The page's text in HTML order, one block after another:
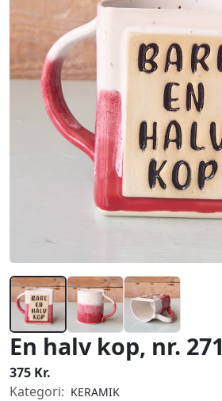
En halv kop, nr. 271
375 Kr.
Kategori: KERAMIK